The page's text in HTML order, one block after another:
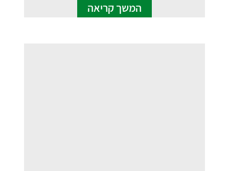
המשך קריאה